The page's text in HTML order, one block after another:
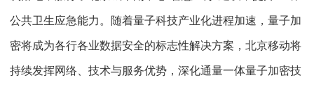
公共卫生应急能力。随着量子科技产业化进程加速，量子加
密将成为各行各业数据安全的标志性解决方案，北京移动将
持续发挥网络、技术与服务优势，深化通量一体量子加密技